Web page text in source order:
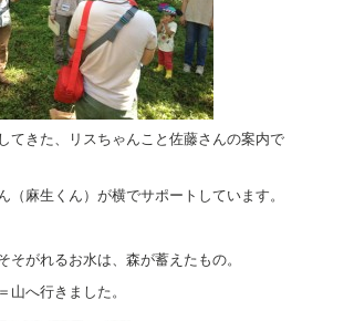
てきた、リスちゃんこと佐藤さんの案内で
（麻生くん）が横でサポートしています。
そがれるお水は、森が蓄えたもの。
山へ行きました。